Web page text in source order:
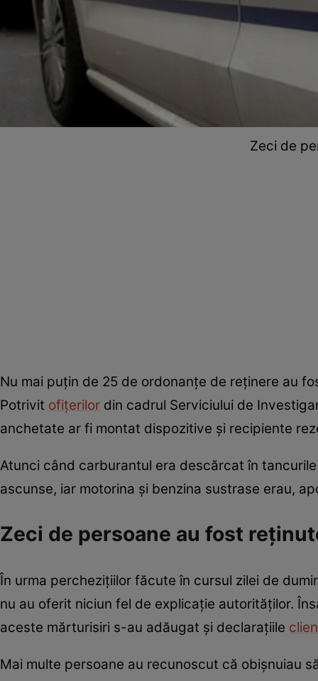
Zeci de
Nu mai puțin de 25 de ordonanțe de reținere au
Potrivit ofițerilor din cadrul Serviciului de
anchetate ar fi montat dispozitive și recipiente
Atunci când carburantul era descărcat în
ascunse, iar motorina și benzina sustrase erau,
Zeci de persoane au fost
În urma perchezițiilor făcute în cursul zilei de
nu au oferit niciun fel de explicație autorităților.
aceste mărturisiri s-au adăugat și declarațiile
Mai multe persoane au recunoscut că obișnuiau